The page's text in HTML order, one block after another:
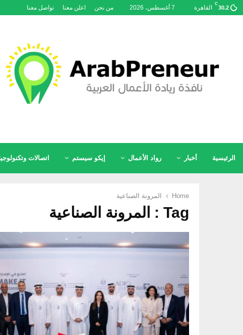
30.2
C
القاهرة 7 أغسطس، 2026 من نحن اعلن معنا تواصل معنا
الرئيسية أخبار رواد الأعمال إيكو سيستم اتصالات
Home المرونة الصناعية
Tag : المرونة الصناعية